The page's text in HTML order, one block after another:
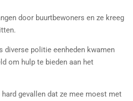
door buurtbewoners en ze kreeg
diverse politie eenheden kwamen
om hulp te bieden aan het
gevallen dat ze mee moest met